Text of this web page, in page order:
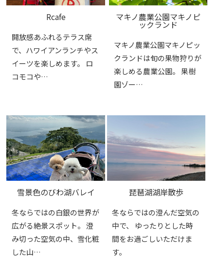
Rcafe
開放感あふれるテラス席
で、ハワイアンランチやス
イーツを楽しめます。 ロ
コモコや…
マキノ農業公園マキノピ
ックランド
マキノ農業公園マキノピッ
クランドは旬の果物狩りが
楽しめる農業公園。 果樹
園ゾー…
雪景色のびわ湖バレイ
冬ならではの白銀の世界が
広がる絶景スポット。 澄
み切った空気の中、雪化粧
した山…
琵琶湖湖岸散歩
冬ならではの澄んだ空気の
中で、 ゆったりとした時
間をお過ごしいただけま
す。